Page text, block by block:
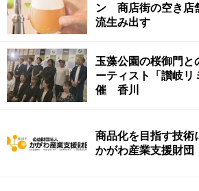
ン 商店街の空き店
流生み出す
玉藻公園の桜御門
ーティスト「讃岐リ
催 香川
商品化を目指す技
かがわ産業支援財団